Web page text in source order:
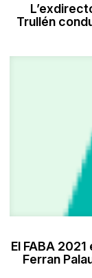
Trullén
El FABA
Ferran